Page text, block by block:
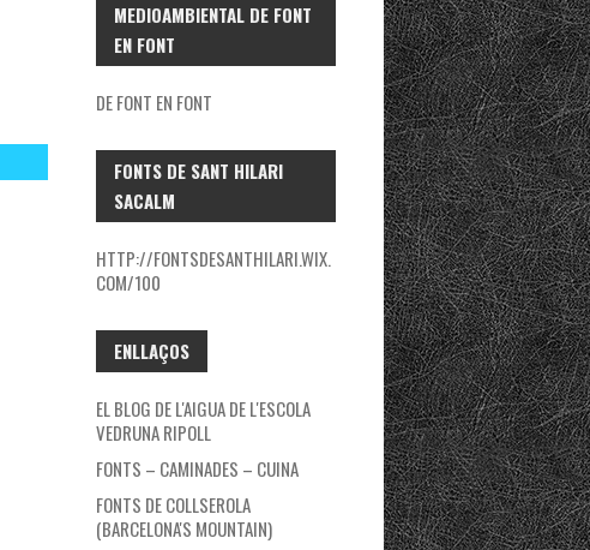
MEDIOAMBIENTAL DE FONT
EN FONT
DE FONT EN FONT
FONTS DE SANT HILARI
SACALM
HTTP://FONTSDESANTHILARI.WIX.
COM/100
ENLLAÇOS
EL BLOG DE L'AIGUA DE L'ESCOLA
VEDRUNA RIPOLL
FONTS – CAMINADES – CUINA
FONTS DE COLLSEROLA
(BARCELONA'S MOUNTAIN)